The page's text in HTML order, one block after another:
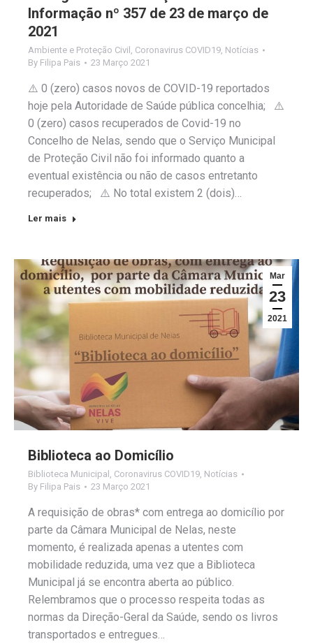
Informação nº 357 de 23 de março de
2021
Ambiente e Proteção Civil , Coronavirus COVID19, Notícias
By Filipa Pais 23 Março 2021
⚠️ 0 (zero) casos novos de COVID-19 reportados
hoje pela Autoridade de Saúde pública concelhia; ⚠️
0 (zero) casos recuperados de Covid-19 no
Concelho de Nelas, sendo que o Serviço Municipal
de Proteção Civil não foi informado quanto a
eventual existência ou não de casos entretanto
recuperados; ⚠️ No total existem 2 (dois)…
Ler mais
Mar
23
2021
Biblioteca ao Domicílio
Biblioteca Municipal Coronavirus COVID19 Notícias
By Filipa Pais 23 Março 2021
A requisição de obras* com entrega ao domicílio por
parte da Câmara Municipal de Nelas, neste
momento, é realizada apenas a utentes com
mobilidade reduzida, uma vez que a Biblioteca
Municipal já se encontra aberta ao público.
Relembramos que o processo respeita todas as
normas da Direção-Geral da Saúde, sendo os livros
transportados e entregues…